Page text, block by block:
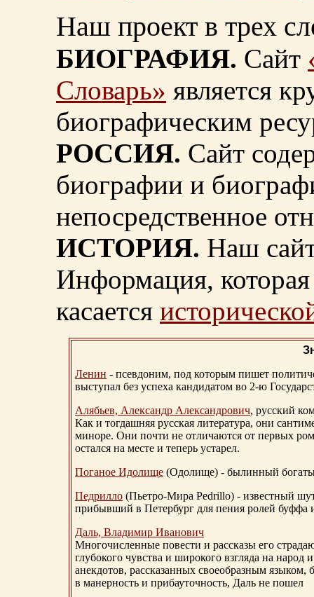
Наш проект в трех
БИОГРАФИЯ. Сайт
Словарь» является
биографическим
РОССИЯ. Сайт
биографии и
непосредственное
ИСТОРИЯ. Наш
Информация, которая
касается
Ленин - псевдоним, под которым пишет
выступал без успеха кандидатом во 2-ю
Алябьев, Александр Александрович, русский
Как и тогдашняя русская литература, они
миноре. Они почти не отличаются от первых
остался на месте и теперь устарел.
Поганое Идолище (Одолище) - былинный
Педрилло (Пьетро-Мира Pedrillo) - известный
прибывший в Петербург для пения ролей буффа
Даль, Владимир Иванович
Многочисленные повести и рассказы его
глубокого чувства и широкого взгляда на
анекдотов, рассказанных своеобразным
в манерность и прибауточность, Даль не пошел